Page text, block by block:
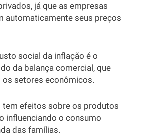
já que as empresas
automaticamente seus preços
social da inflação é o
da balança comercial, que
setores econômicos.
tem efeitos sobre os produtos
influenciando o consumo
das famílias.